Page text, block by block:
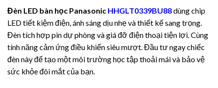
Đèn LED bàn học Panasonic HHGLT0339BU88dùng chip
LED tiết kiệm điện, ánh sáng dịu nhẹ và thiết kế sang trọng.
Đèn tích hợp pin dự phòng và giá đỡ điện thoại tiện lợi. Cùng
tính năng cảm ứng điều khiển siêu mượt. Đầu tư ngay chiếc
đèn này để tạo một môi trường học tập thoải mái và bảo vệ
sức khỏe đôi mắt của bạn.